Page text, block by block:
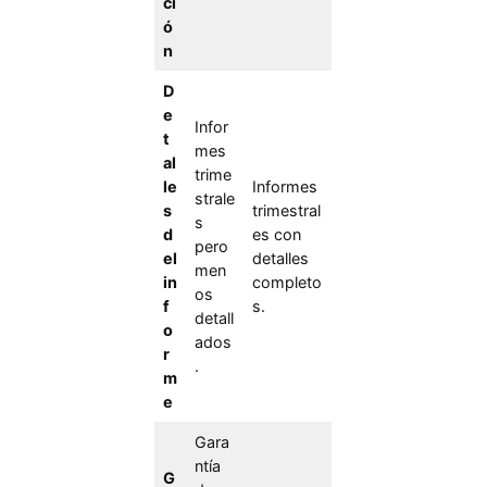
ó
n
D
e
t
al
le
s
d
el
in
f
o
r
m
e
Infor
mes
trime
strale
s
pero
men
os
detall
ados
.
Informes
trimestral
es con
detalles
completo
s.
G
Gara
ntía